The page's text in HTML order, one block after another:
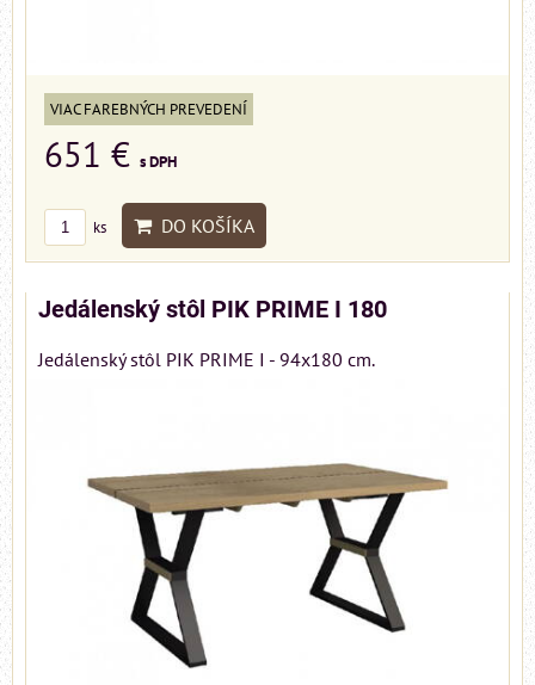
VIAC FAREBNÝCH PREVEDENÍ
651 € s DPH
ks DO KOŠÍKA
Jedálenský stôl PIK PRIME I 180
Jedálenský stôl PIK PRIME I - 94x180 cm.